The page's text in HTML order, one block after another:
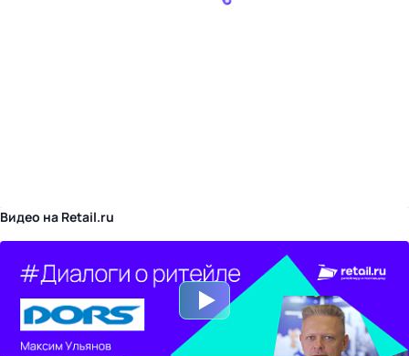
Видео на Retail.ru